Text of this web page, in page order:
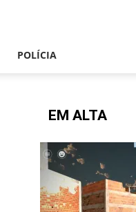
POLÍCIA
EM ALTA